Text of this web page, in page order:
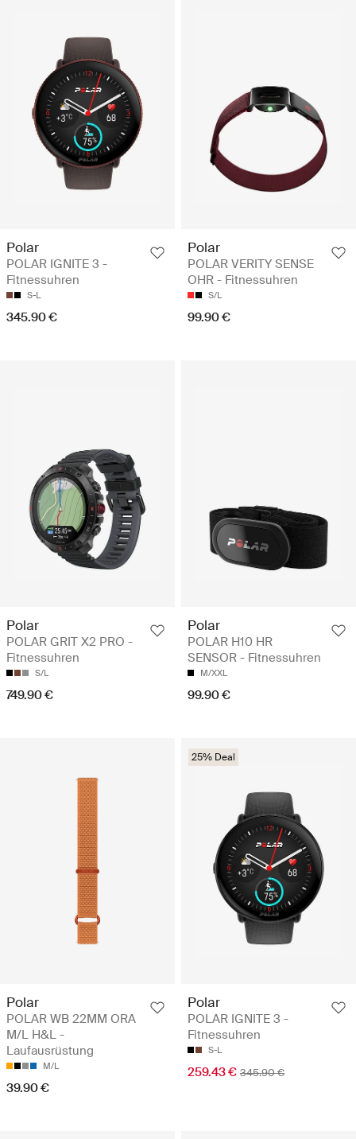
Polar
POLAR IGNITE 3 -
Fitnessuhren
S-L
345.90 €
Polar
POLAR VERITY SENSE
OHR - Fitnessuhren
S/L
99.90 €
Polar
POLAR GRIT X2 PRO -
Fitnessuhren
S/L
749.90 €
Polar
POLAR H10 HR
SENSOR - Fitnessuhren
M/XXL
99.90 €
Polar
POLAR WB 22MM ORA
M/L H&L -
Laufausrüstung
M/L
39.90 €
25% Deal
Polar
POLAR IGNITE 3 -
Fitnessuhren
S-L
259.43 € 345.90 €